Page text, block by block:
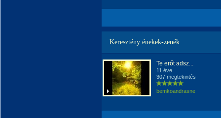
Keresztény énekek-zenék
Te erőt adsz...
11 éve
307 megtekintés
bemkoandrasne